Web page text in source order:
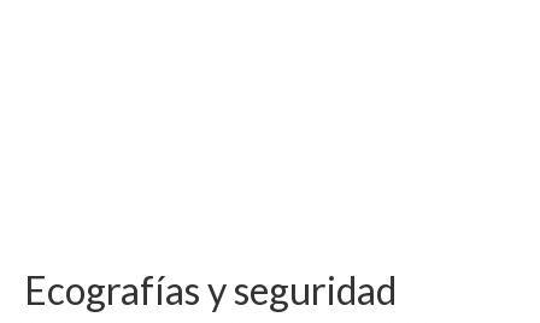
Ecografías y seguridad